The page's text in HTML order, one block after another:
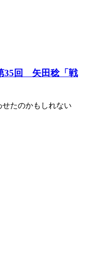
35回 矢田稔「戦
たのかもしれない